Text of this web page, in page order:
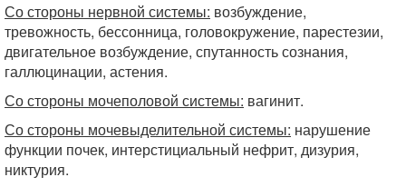
Со стороны нервной системы: возбуждение,
тревожность, бессонница, головокружение, парестезии,
двигательное возбуждение, спутанность сознания,
галлюцинации, астения.
Со стороны мочеполовой системы: вагинит.
Со стороны мочевыделительной системы: нарушение
функции почек, интерстициальный нефрит, дизурия,
никтурия.